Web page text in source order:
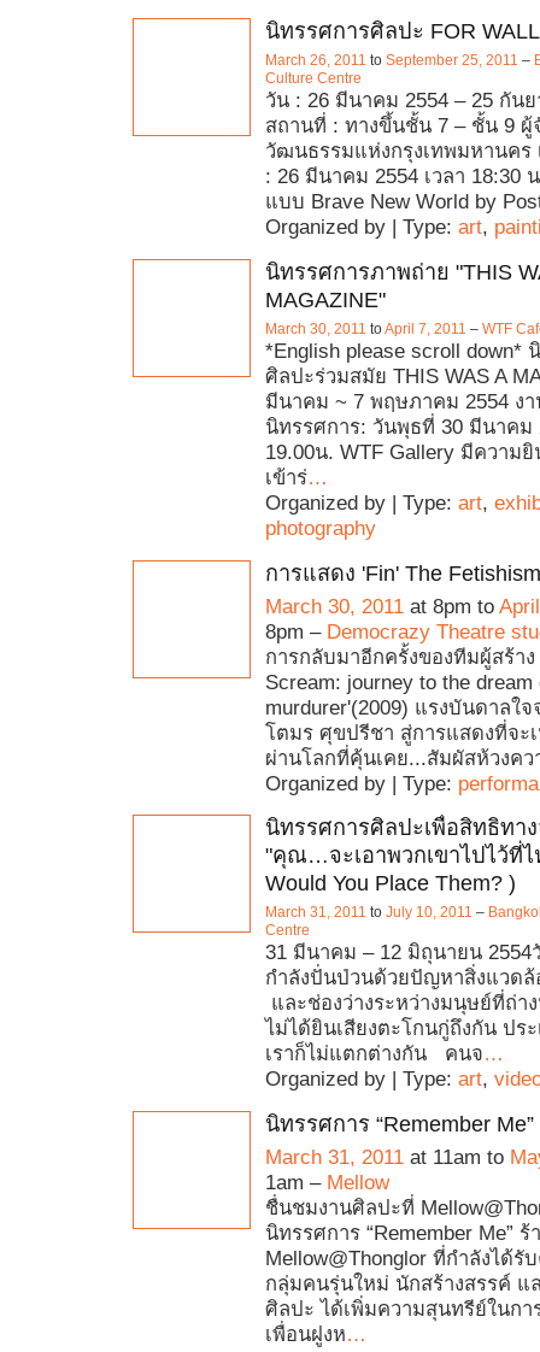
นิทรรศการศิลปะ FOR
March 26, 2011 to September 25, 2011 –
Culture Centre
วัน : 26 มีนาคม 2554 – 25 กัน
สถานที่ : ทางขึ้นชั้น 7 – ชั้น 9
วัฒนธรรมแห่งกรุงเทพมหานคร
: 26 มีนาคม 2554 เวลา 18:30
แบบ Brave New World by
Organized by | Type: art,
นิทรรศการภาพถ่าย "THIS
MAGAZINE"
March 30, 2011 toApril 7, 2011 – WTF
*English please scroll down*
ศิลปะร่วมสมัย THIS WAS A
มีนาคม ~ 7 พฤษภาคม 2554 งา
นิทรรศการ: วันพุธที่ 30 มีนาคม
19.00น. WTF Gallery มีความ
เข้าร่…
Organized by | Type: art,
photography
การแสดง 'Fin' The
March 30, 2011 at 8pm to
8pm – Democrazy Theatre
การกลับมาอีกครั้งของทีมผู้สร้าง
Scream: journey to the dream
murdurer'(2009) แรงบันดาลใจ
โตมร ศุขปรีชา สู่การแสดงที่จะ
ผ่านโลกที่คุ้นเคย...สัมผัสห้วงคว
Organized by | Type:
นิทรรศการศิลปะเพื่อสิทธิทา
"คุณ…จะเอาพวกเขาไปไว้ที่ไ
Would You Place Them? )
March 31, 2011 to July 10, 2011 –
Centre
31 มีนาคม – 12 มิถุนายน 2554
กำลังปั่นป่วนด้วยปัญหาสิ่งแวด
และช่องว่างระหว่างมนุษย์ที่ถ่า
ไม่ได้ยินเสียงตะโกนกู่ถึงกัน ปร
เราก็ไม่แตกต่างกัน คนจ…
Organized by | Type: art,
นิทรรศการ “Remember Me”
March 31, 2011 at 11am to
1am – Mellow
ชื่นชมงานศิลปะที่
นิทรรศการ “Remember Me” ร้
Mellow@Thonglor ที่กำลังได้รั
กลุ่มคนรุ่นใหม่ นักสร้างสรรค์ แ
ศิลปะ ได้เพิ่มความสุนทรีย์ในกา
เพื่อนฝูงห…